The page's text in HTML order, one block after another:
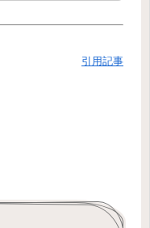
引用記事